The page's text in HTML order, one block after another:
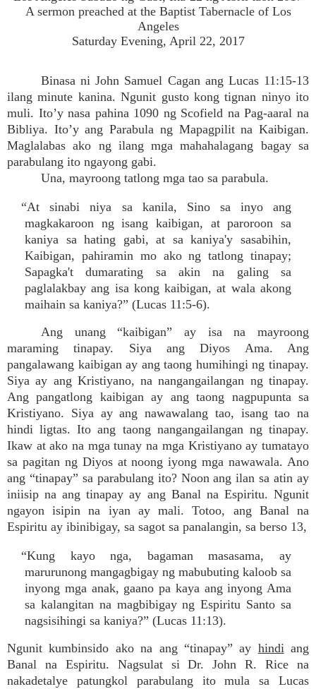
A sermon preached at the Baptist Tabernacle of Los
Angeles
Saturday Evening, April 22, 2017
Binasa ni John Samuel Cagan ang Lucas 11:15-13
ilang minute kanina. Ngunit gusto kong tignan ninyo ito
muli. Ito’y nasa pahina 1090 ng Scofield na Pag-aaral na
Bibliya. Ito’y ang Parabula ng Mapagpilit na Kaibigan.
Maglalabas ako ng ilang mga mahahalagang bagay sa
parabulang ito ngayong gabi.
Una, mayroong tatlong mga tao sa parabula.
“At sinabi niya sa kanila, Sino sa inyo ang
magkakaroon ng isang kaibigan, at paroroon sa
kaniya sa hating gabi, at sa kaniya'y sasabihin,
Kaibigan, pahiramin mo ako ng tatlong tinapay;
Sapagka't dumarating sa akin na galing sa
paglalakbay ang isa kong kaibigan, at wala akong
maihain sa kaniya?” (Lucas 11:5-6).
Ang unang “kaibigan” ay isa na mayroong
maraming tinapay. Siya ang Diyos Ama. Ang
pangalawang kaibigan ay ang taong humihingi ng tinapay.
Siya ay ang Kristiyano, na nangangailangan ng tinapay.
Ang pangatlong kaibigan ay ang taong nagpupunta sa
Kristiyano. Siya ay ang nawawalang tao, isang tao na
hindi ligtas. Ito ang taong nangangailangan ng tinapay.
Ikaw at ako na mga tunay na mga Kristiyano ay tumatayo
sa pagitan ng Diyos at noong iyong mga nawawala. Ano
ang “tinapay” sa parabulang ito? Noon ang ilan sa atin ay
iniisip na ang tinapay ay ang Banal na Espiritu. Ngunit
ngayon isipin na iyan ay mali. Totoo, ang Banal na
Espiritu ay ibinibigay, sa sagot sa panalangin, sa berso 13,
“Kung kayo nga, bagaman masasama, ay
marurunong mangagbigay ng mabubuting kaloob sa
inyong mga anak, gaano pa kaya ang inyong Ama
sa kalangitan na magbibigay ng Espiritu Santo sa
nagsisihingi sa kaniya?” (Lucas 11:13).
Ngunit kumbinsido ako na ang “tinapay” ay hindiang
Banal na Espiritu. Nagsulat si Dr. John R. Rice na
nakadetalye patungkol parabulang ito mula sa Lucas